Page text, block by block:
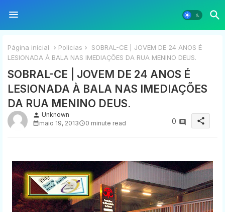
Página inicial Policias
SOBRAL-CE | JOVEM DE 24 ANOS É
LESIONADA À BALA NAS IMEDIAÇÕES DA RUA MENINO DEUS.
SOBRAL-CE | JOVEM DE 24 ANOS É
LESIONADA À BALA NAS IMEDIAÇÕES
DA RUA MENINO DEUS.
person Unknown
maio 19, 2013
0 minute read 0 share